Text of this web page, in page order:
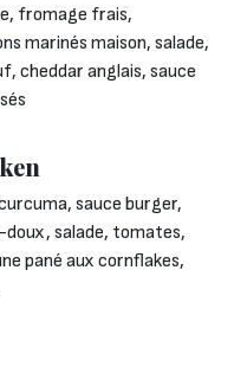
fromage frais,
marinés maison, salade,
cheddar anglais, sauce
sauce burger,
salade, tomates,
pané aux cornflakes,